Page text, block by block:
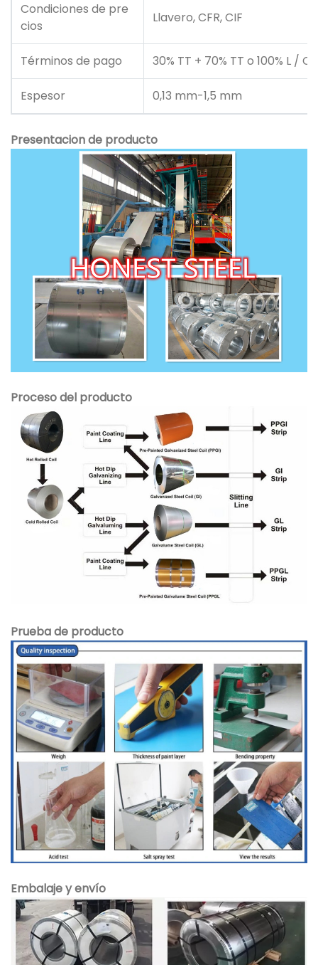
Condiciones de pre
cios
Llavero, CFR, CIF
Términos de pago 30% TT + 70% TT o 100% L /
Espesor 0,13 mm-1,5 mm
Presentacion de producto
Proceso del producto
Prueba de producto
Embalaje y envío